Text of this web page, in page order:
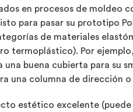
en procesos de moldeo
para pasar su prototipo
de materiales
termoplástico). Por ejemplo,
buena cubierta para su
una columna de dirección
estético excelente (puede